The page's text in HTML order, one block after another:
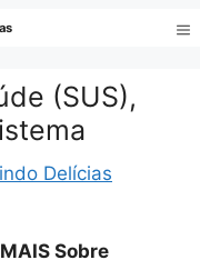
(SUS),
Delícias
MAIS Sobre